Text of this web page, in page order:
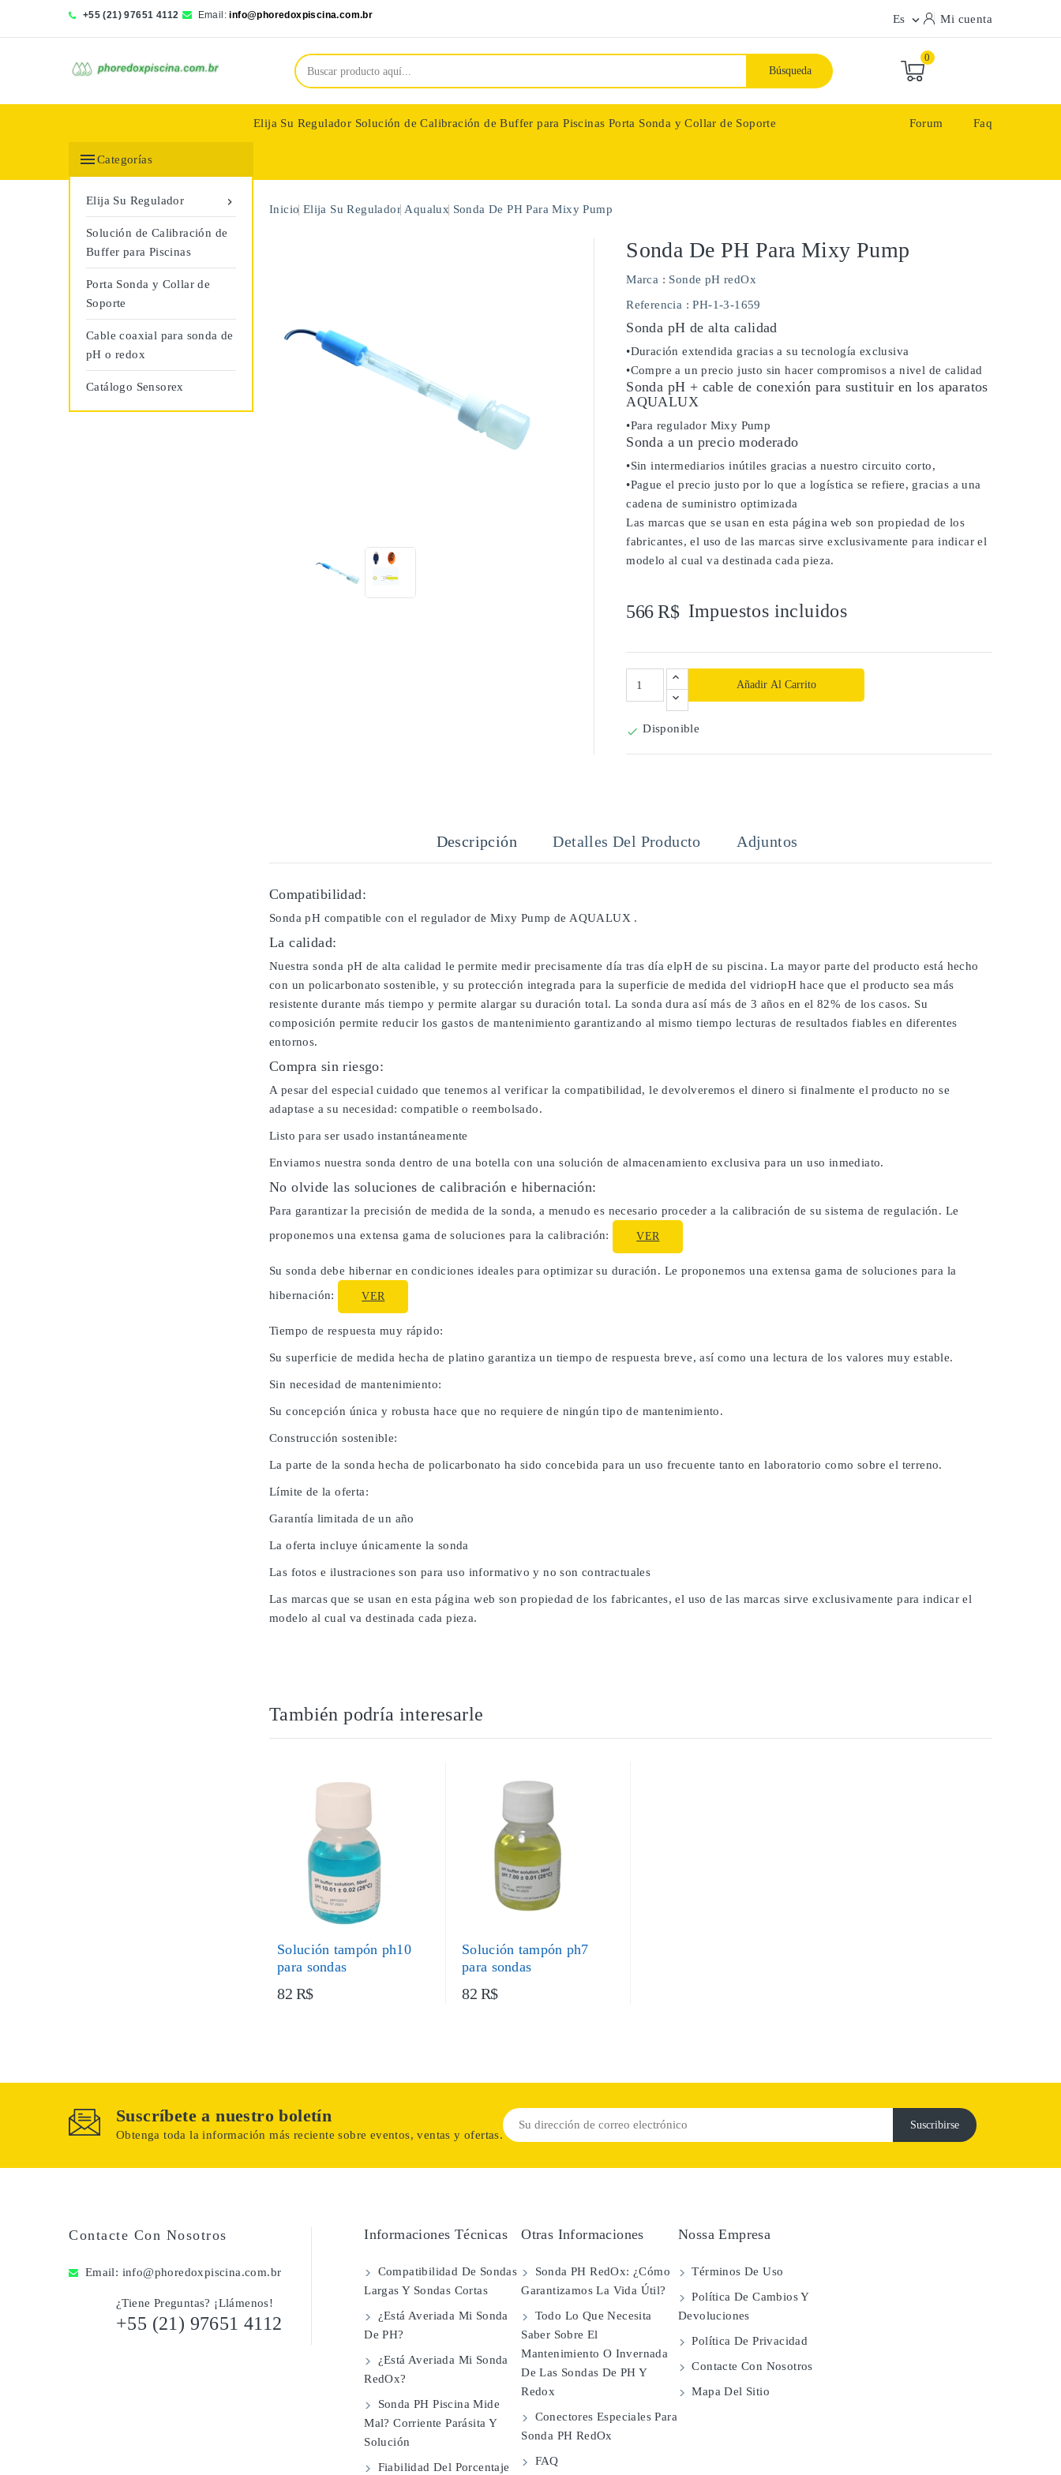
+55 (21) 97651 4112 Email: info@phoredoxpiscina.com.br Es  Mi cuenta
Búsqueda
0
Elija Su Regulador Solución de Calibración de Buffer para Piscinas Porta Sonda y Collar de Soporte Forum Faq
Categorías

Elija Su Regulador
Solución de Calibración de
Buffer para Piscinas
Porta Sonda y Collar de
Soporte
Cable coaxial para sonda de
pH o redox
Catálogo Sensorex
Inicio Elija Su Regulador Aqualux Sonda De PH Para Mixy Pump
Sonda De PH Para Mixy Pump
Marca : Sonde pH redOx
Referencia : PH-1-3-1659
Sonda pH de alta calidad
•Duración extendida gracias a su tecnología exclusiva
•Compre a un precio justo sin hacer compromisos a nivel de calidad
Sonda pH + cable de conexión para sustituir en los aparatos
AQUALUX
•Para regulador Mixy Pump
Sonda a un precio moderado
•Sin intermediarios inútiles gracias a nuestro circuito corto,
•Pague el precio justo por lo que a logística se refiere, gracias a una
cadena de suministro optimizada
Las marcas que se usan en esta página web son propiedad de los
fabricantes, el uso de las marcas sirve exclusivamente para indicar el
modelo al cual va destinada cada pieza.
566 R$ Impuestos incluidos
Añadir Al Carrito
 Disponible
Descripción Detalles Del Producto Adjuntos
Compatibilidad:
Sonda pH compatible con el regulador de Mixy Pump de AQUALUX .
La calidad:
Nuestra sonda pH de alta calidad le permite medir precisamente día tras día elpH de su piscina. La mayor parte del producto está hecho
con un policarbonato sostenible, y su protección integrada para la superficie de medida del vidriopH hace que el producto sea más
resistente durante más tiempo y permite alargar su duración total. La sonda dura así más de 3 años en el 82% de los casos. Su
composición permite reducir los gastos de mantenimiento garantizando al mismo tiempo lecturas de resultados fiables en diferentes
entornos.
Compra sin riesgo:
A pesar del especial cuidado que tenemos al verificar la compatibilidad, le devolveremos el dinero si finalmente el producto no se
adaptase a su necesidad: compatible o reembolsado.
Listo para ser usado instantáneamente
Enviamos nuestra sonda dentro de una botella con una solución de almacenamiento exclusiva para un uso inmediato.
No olvide las soluciones de calibración e hibernación:
Para garantizar la precisión de medida de la sonda, a menudo es necesario proceder a la calibración de su sistema de regulación. Le
proponemos una extensa gama de soluciones para la calibración:
VER
Su sonda debe hibernar en condiciones ideales para optimizar su duración. Le proponemos una extensa gama de soluciones para la
hibernación:
VER
Tiempo de respuesta muy rápido:
Su superficie de medida hecha de platino garantiza un tiempo de respuesta breve, así como una lectura de los valores muy estable.
Sin necesidad de mantenimiento:
Su concepción única y robusta hace que no requiere de ningún tipo de mantenimiento.
Construcción sostenible:
La parte de la sonda hecha de policarbonato ha sido concebida para un uso frecuente tanto en laboratorio como sobre el terreno.
Límite de la oferta:
Garantía limitada de un año
La oferta incluye únicamente la sonda
Las fotos e ilustraciones son para uso informativo y no son contractuales
Las marcas que se usan en esta página web son propiedad de los fabricantes, el uso de las marcas sirve exclusivamente para indicar el
modelo al cual va destinada cada pieza.
También podría interesarle
Solución tampón ph10
para sondas
82 R$
Solución tampón ph7
para sondas
82 R$
Suscríbete a nuestro boletín
Obtenga toda la información más reciente sobre eventos, ventas y ofertas.
Contacte Con Nosotros
Email: info@phoredoxpiscina.com.br
¿Tiene Preguntas? ¡Llámenos!
+55 (21) 97651 4112
Informaciones Técnicas
Compatibilidad De Sondas
Largas Y Sondas Cortas
¿Está Averiada Mi Sonda
De PH?
¿Está Averiada Mi Sonda
RedOx?
Sonda PH Piscina Mide
Mal? Corriente Parásita Y
Solución
Fiabilidad Del Porcentaje
Otras Informaciones
Sonda PH RedOx: ¿Cómo
Garantizamos La Vida Útil?
Todo Lo Que Necesita
Saber Sobre El
Mantenimiento O Invernada
De Las Sondas De PH Y
Redox
Conectores Especiales Para
Sonda PH RedOx
FAQ
Nossa Empresa
Términos De Uso
Política De Cambios Y
Devoluciones
Política De Privacidad
Contacte Con Nosotros
Mapa Del Sitio